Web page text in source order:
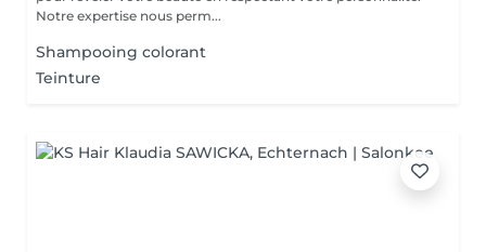
Notre expertise nous perm...
Shampooing colorant
Teinture